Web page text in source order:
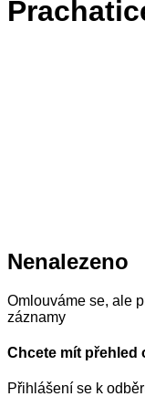
Nenalezeno
Omlouváme se, ale
záznamy
Chcete mít přehled
Přihlášení se k